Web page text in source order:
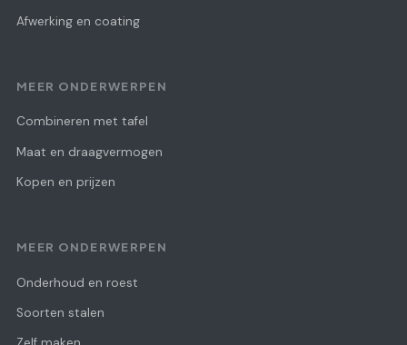
Afwerking en coating
MEER ONDERWERPEN
Combineren met tafel
Maat en draagvermogen
Kopen en prijzen
MEER ONDERWERPEN
Onderhoud en roest
Soorten stalen